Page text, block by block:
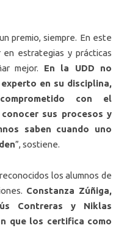
premio, siempre. En este
estrategias y prácticas
mejor. En la UDD no
en su disciplina,
con el
sus procesos y
saben cuando uno
”, sostiene.
los alumnos de
Constanza Zúñiga,
Contreras y Niklas
que los certifica como